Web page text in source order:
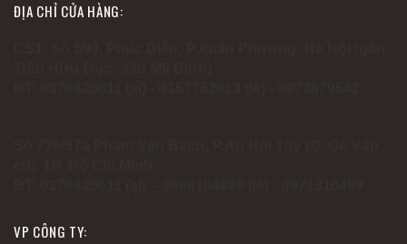
ĐỊA CHỈ CỬA HÀNG:
VP CÔNG TY: